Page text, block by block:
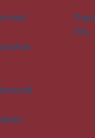
PKL